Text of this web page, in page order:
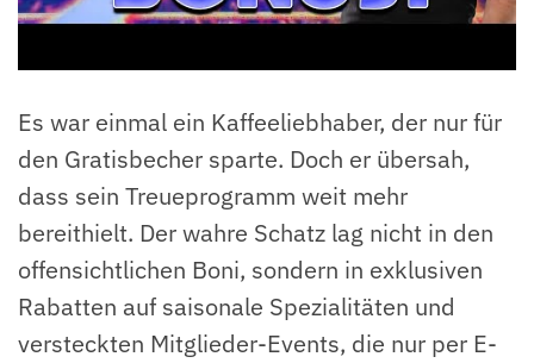
Es war einmal ein Kaffeeliebhaber, der nur für
den Gratisbecher sparte. Doch er übersah,
dass sein Treueprogramm weit mehr
bereithielt. Der wahre Schatz lag nicht in den
offensichtlichen Boni, sondern in exklusiven
Rabatten auf saisonale Spezialitäten und
versteckten Mitglieder-Events, die nur per E-